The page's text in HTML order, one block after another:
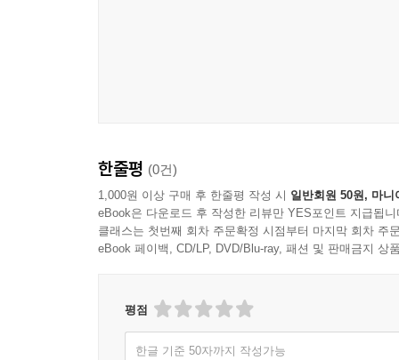
한줄평 (0건)
1,000원 이상 구매 후 한줄평 작성 시 일반회원 50원, 마니
eBook은 다운로드 후 작성한 리뷰만 YES포인트 지급됩니
클래스는 첫번째 회차 주문확정 시점부터 마지막 회차 주
eBook 페이백, CD/LP, DVD/Blu-ray, 패션 및 판매금지 상
평점
한글 기준 50자까지 작성가능